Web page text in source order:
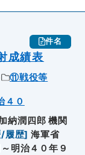
件名
成績表
⑪戦役等
０
納潤四郎 機関
/履歴] 海軍省
明治４０年９